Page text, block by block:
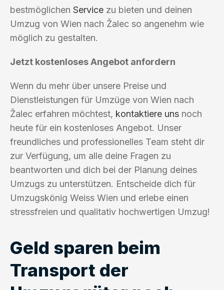
bestmöglichen Service zu bieten und deinen
Umzug von Wien nach Žalec so angenehm wie
möglich zu gestalten.
Jetzt kostenloses Angebot anfordern
Wenn du mehr über unsere Preise und
Dienstleistungen für Umzüge von Wien nach
Žalec erfahren möchtest, kontaktiere uns noch
heute für ein kostenloses Angebot. Unser
freundliches und professionelles Team steht dir
zur Verfügung, um alle deine Fragen zu
beantworten und dich bei der Planung deines
Umzugs zu unterstützen. Entscheide dich für
Umzugskönig Weiss Wien und erlebe einen
stressfreien und qualitativ hochwertigen Umzug!
Geld sparen beim
Transport der